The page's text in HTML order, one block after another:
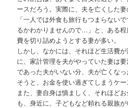
ースだろう。実際に、夫を亡くした妻
「一人では外食も旅行もつまらない
るかわかりませんので…」と、ある
費を切り詰めようとする妻が多い。
しかし、なかには、それほど生活費
に、家計管理を夫がやっていた妻は
であった夫がいない分、夫が亡くな
そうと、お金を使い過ぎてしまうケー
また、妻自身は慎ましく、それほど
も、身近に、子どもなど頼れる親族